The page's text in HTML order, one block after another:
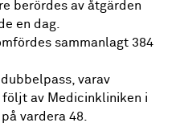
berördes av åtgärden
en dag.
sammanlagt 384
varav
av Medicinkliniken i
vardera 48.